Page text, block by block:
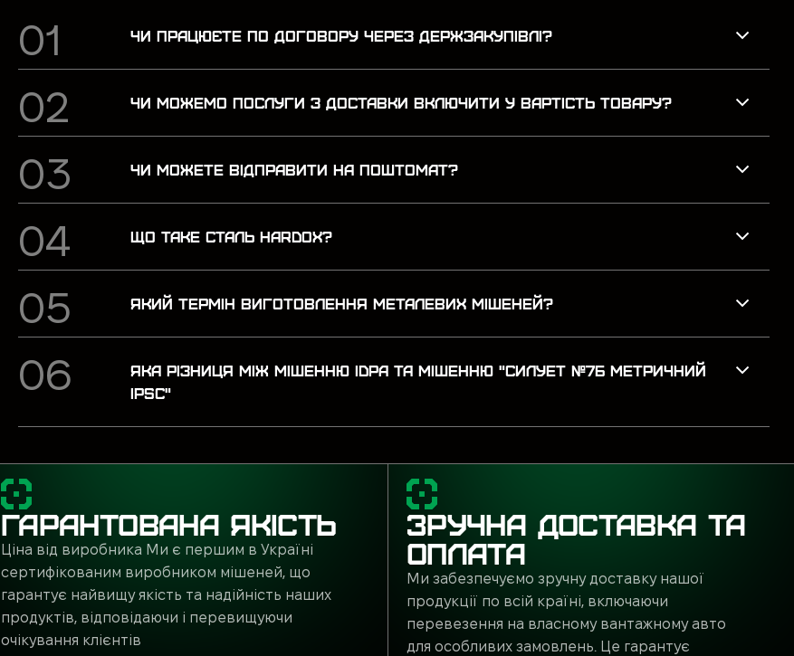
ЧИ ПРАЦЮЄТЕ ПО ДОГОВОРУ ЧЕРЕЗ ДЕРЖЗАКУПІВЛІ?
ЧИ МОЖЕМО ПОСЛУГИ З ДОСТАВКИ ВКЛЮЧИТИ У ВАРТІСТЬ ТОВАРУ?
ЧИ МОЖЕТЕ ВІДПРАВИТИ НА ПОШТОМАТ?
ЩО ТАКЕ СТАЛЬ HARDOX?
ЯКИЙ ТЕРМІН ВИГОТОВЛЕННЯ МЕТАЛЕВИХ МІШЕНЕЙ?
ЯКА РІЗНИЦЯ МІЖ МІШЕННЮ IDPA ТА МІШЕННЮ "СИЛУЕТ №7Б МЕТРИЧНИЙ
IPSC"
ГАРАНТОВАНА ЯКІСТЬ
Ціна від виробника Ми є першим в Україні
сертифікованим виробником мішеней, що
гарантує найвищу якість та надійність наших
продуктів, відповідаючи і перевищуючи
очікування клієнтів
ЗРУЧНА ДОСТАВКА ТА
ОПЛАТА
Ми забезпечуємо зручну доставку нашої
продукції по всій країні, включаючи
перевезення на власному вантажному авто
для особливих замовлень. Це гарантує